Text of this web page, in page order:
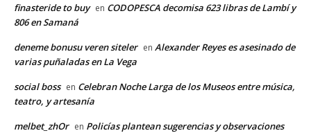
finasteride to buy en CODOPESCA decomisa 623 libras de Lambí y
806 en Samaná
deneme bonusu veren siteler en Alexander Reyes es asesinado de
varias puñaladas en La Vega
social boss en Celebran Noche Larga de los Museos entre música,
teatro, y artesanía
melbet_zhOr en Policías plantean sugerencias y observaciones